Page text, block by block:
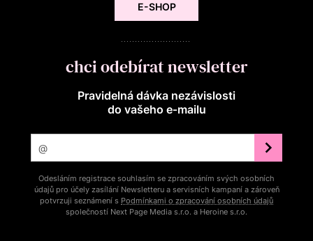
E-SHOP
chci odebírat newsletter
Pravidelná dávka nezávislosti
do vašeho e‑mailu
Odesláním registrace souhlasím se zpracováním svých osobních
údajů pro účely zasílání Newsletteru a servisních kampaní a zároveň
potvrzuji seznámení s Podmínkami o zpracování osobních údajů
společností Next Page Media s.r.o. a Heroine s.r.o.